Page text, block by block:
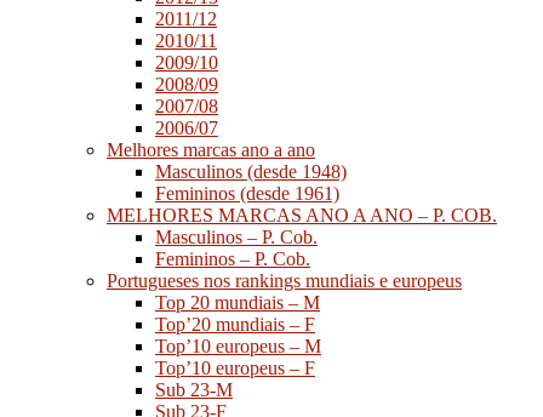
2011/12
2010/11
2009/10
2008/09
2007/08
2006/07
Melhores marcas ano a ano
Masculinos (desde 1948)
Femininos (desde 1961)
MELHORES MARCAS ANO A ANO – P. COB.
Masculinos – P. Cob.
Femininos – P. Cob.
Portugueses nos rankings mundiais e europeus
Top 20 mundiais – M
Top’20 mundiais – F
Top’10 europeus – M
Top’10 europeus – F
Sub 23-M
Sub 23-F